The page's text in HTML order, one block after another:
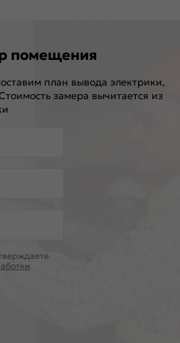
помещения
план вывода электрики,
замера вычитается из